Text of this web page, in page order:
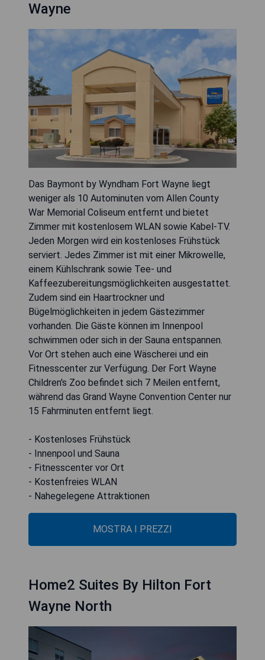
Wayne
Das Baymont by Wyndham Fort Wayne liegt
weniger als 10 Autominuten vom Allen County
War Memorial Coliseum entfernt und bietet
Zimmer mit kostenlosem WLAN sowie Kabel-TV.
Jeden Morgen wird ein kostenloses Frühstück
serviert. Jedes Zimmer ist mit einer Mikrowelle,
einem Kühlschrank sowie Tee- und
Kaffeezubereitungsmöglichkeiten ausgestattet.
Zudem sind ein Haartrockner und
Bügelmöglichkeiten in jedem Gästezimmer
vorhanden. Die Gäste können im Innenpool
schwimmen oder sich in der Sauna entspannen.
Vor Ort stehen auch eine Wäscherei und ein
Fitnesscenter zur Verfügung. Der Fort Wayne
Children's Zoo befindet sich 7 Meilen entfernt,
während das Grand Wayne Convention Center nur
15 Fahrminuten entfernt liegt.
- Kostenloses Frühstück
- Innenpool und Sauna
- Fitnesscenter vor Ort
- Kostenfreies WLAN
- Nahegelegene Attraktionen
MOSTRA I PREZZI
Home2 Suites By Hilton Fort
Wayne North